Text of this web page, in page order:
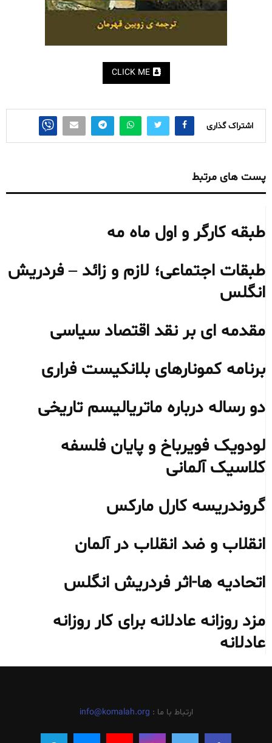
CLICK ME
اشتراک گذاری
پست های مرتبط
طبقە کارگر و اول ماە مە
طبقات اجتماعی؛ لازم و زائد – فردریش
انگلس
مقدمه ای بر نقد اقتصاد سیاسی
برنامه کمونارهای بلانکیست فراری
دو رساله درباره ماتریالیسم تاریخی
لودویک فویرباخ و پایان فلسفه
کلاسیک آلمانی
گروندریسه کارل مارکس
انقلاب و ضد انقلاب در آلمان
اتحادیه ها-اثر فردریش انگلس
مزد روزانه عادلانه برای کار روزانه
عادلانه
ارتباط با ما : info@komalah.org